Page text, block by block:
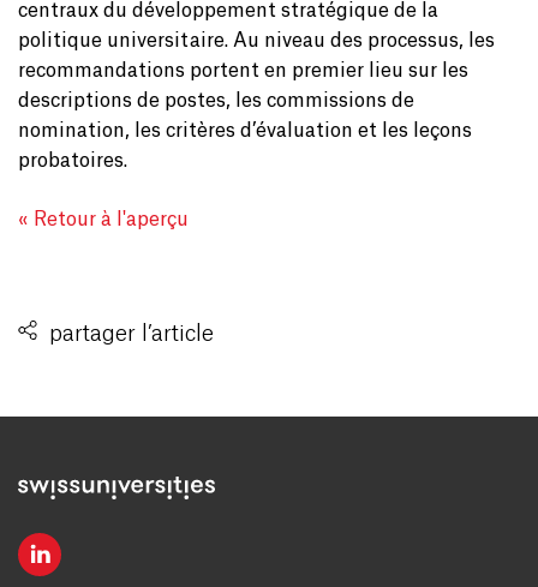
centraux du développement stratégique de la
politique universitaire. Au niveau des processus, les
recommandations portent en premier lieu sur les
descriptions de postes, les commissions de
nomination, les critères d’évaluation et les leçons
probatoires.
« Retour à l'aperçu
partager l’article